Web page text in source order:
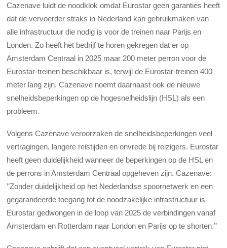
Cazenave luidt de noodklok omdat Eurostar geen garanties heeft
dat de vervoerder straks in Nederland kan gebruikmaken van
alle infrastructuur die nodig is voor de treinen naar Parijs en
Londen. Zo heeft het bedrijf te horen gekregen dat er op
Amsterdam Centraal in 2025 maar 200 meter perron voor de
Eurostar-treinen beschikbaar is, terwijl de Eurostar-treinen 400
meter lang zijn. Cazenave noemt daarnaast ook de nieuwe
snelheidsbeperkingen op de hogesnelheidslijn (HSL) als een
probleem.
Volgens Cazenave veroorzaken de snelheidsbeperkingen veel
vertragingen, langere reistijden en onvrede bij reizigers. Eurostar
heeft geen duidelijkheid wanneer de beperkingen op de HSL en
de perrons in Amsterdam Centraal opgeheven zijn. Cazenave:
’’Zonder duidelijkheid op het Nederlandse spoornetwerk en een
gegarandeerde toegang tot de noodzakelijke infrastructuur is
Eurostar gedwongen in de loop van 2025 de verbindingen vanaf
Amsterdam en Rotterdam naar London en Parijs op te shorten.’’